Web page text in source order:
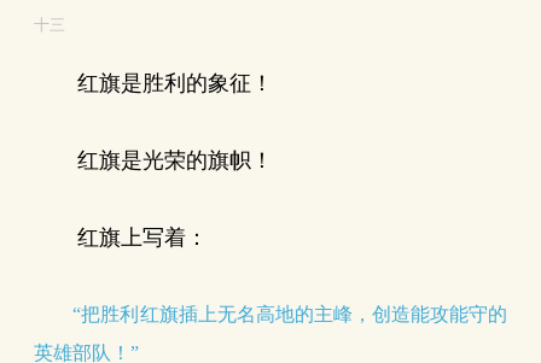
十三
红旗是胜利的象征！
红旗是光荣的旗帜！
红旗上写着：
“把胜利红旗插上无名高地的主峰，创造能攻能守的
英雄部队！”